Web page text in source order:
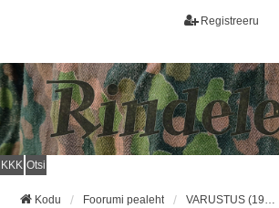
Registreeru
KKK Otsi
Kodu Foorumi pealeht VARUSTUS (1918 - 1940) / EQUIPMENT (1918 - 1940)